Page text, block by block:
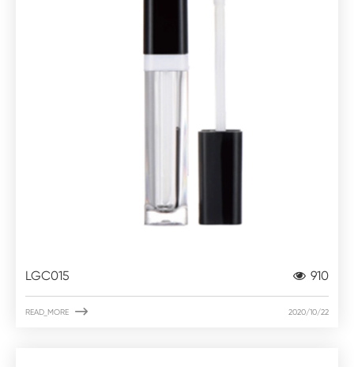
LGC015 910
READ_MORE  2020/10/22